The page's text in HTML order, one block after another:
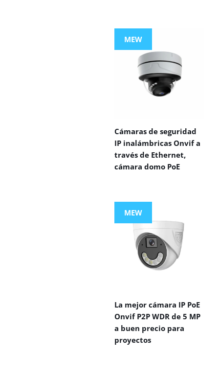
MEW
Cámaras de seguridad
IP inalámbricas Onvif a
través de Ethernet,
cámara domo PoE
MEW
La mejor cámara IP PoE
Onvif P2P WDR de 5 MP
a buen precio para
proyectos